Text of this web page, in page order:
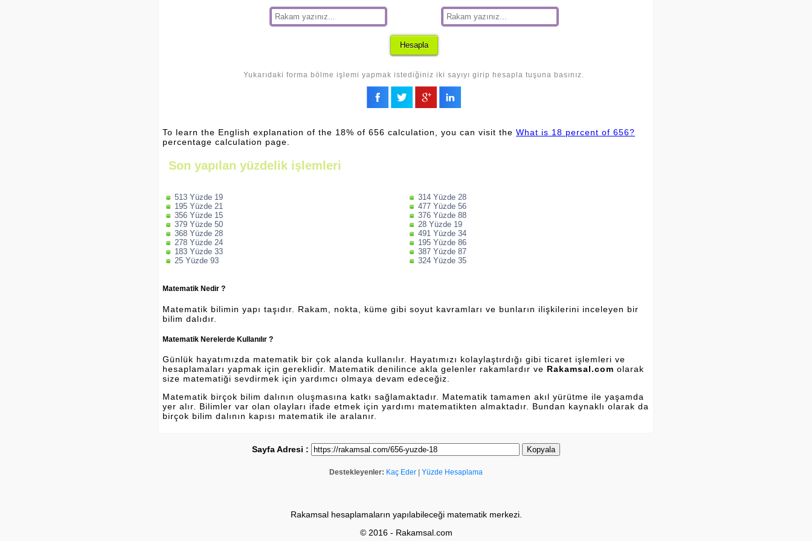
Yukarıdaki forma bölme işlemi yapmak istediğiniz iki sayıyı girip hesapla tuşuna basınız.
To learn the English explanation of the 18% of 656 calculation, you can visit the What is 18 percent of 656?
percentage calculation page.
Son yapılan yüzdelik işlemleri
513 Yüzde 19
195 Yüzde 21
356 Yüzde 15
379 Yüzde 50
368 Yüzde 28
278 Yüzde 24
183 Yüzde 33
25 Yüzde 93
314 Yüzde 28
477 Yüzde 56
376 Yüzde 88
28 Yüzde 19
491 Yüzde 34
195 Yüzde 86
387 Yüzde 87
324 Yüzde 35
Matematik Nedir ?
Matematik bilimin yapı taşıdır. Rakam, nokta, küme gibi soyut kavramları ve bunların ilişkilerini inceleyen bir
bilim dalıdır.
Matematik Nerelerde Kullanılır ?
Günlük hayatımızda matematik bir çok alanda kullanılır. Hayatımızı kolaylaştırdığı gibi ticaret işlemleri ve
hesaplamaları yapmak için gereklidir. Matematik denilince akla gelenler rakamlardır ve Rakamsal.com olarak
size matematiği sevdirmek için yardımcı olmaya devam edeceğiz.
Matematik birçok bilim dalının oluşmasına katkı sağlamaktadır. Matematik tamamen akıl yürütme ile yaşamda
yer alır. Bilimler var olan olayları ifade etmek için yardımı matematikten almaktadır. Bundan kaynaklı olarak da
birçok bilim dalının kapısı matematik ile aralanır.
Sayfa Adresi : Kopyala
Destekleyenler: Kaç Eder Yüzde Hesaplama
Rakamsal hesaplamaların yapılabileceği matematik merkezi.
© 2016 - Rakamsal.com